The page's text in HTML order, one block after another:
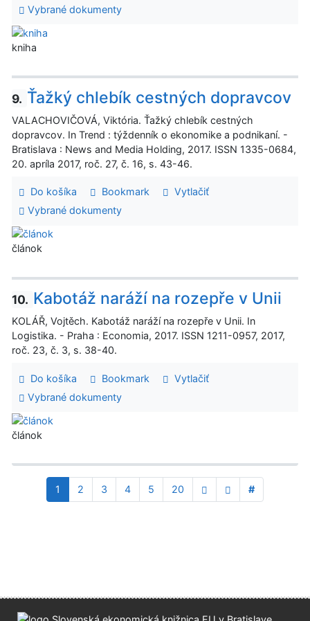
Vybrané dokumenty
kniha
9. Ťažký chlebík cestných dopravcov
VALACHOVIČOVÁ, Viktória. Ťažký chlebík cestných
dopravcov. In Trend : týždenník o ekonomike a podnikaní. -
Bratislava : News and Media Holding, 2017. ISSN 1335-0684,
20. apríla 2017, roč. 27, č. 16, s. 43-46.
Do košíka Bookmark
Vytlačiť
Vybrané dokumenty
článok
10. Kabotáž naráží na rozepře v Unii
KOLÁŘ, Vojtěch. Kabotáž naráží na rozepře v Unii. In
Logistika. - Praha : Economia, 2017. ISSN 1211-0957, 2017,
roč. 23, č. 3, s. 38-40.
Do košíka Bookmark
Vytlačiť
Vybrané dokumenty
článok
1 2 3 4 5 20 #